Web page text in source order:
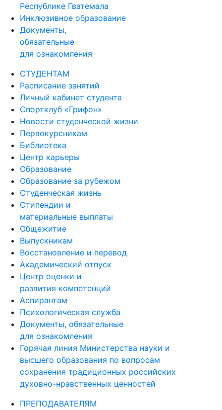
Республике Гватемала
Инклюзивное образование
Документы,
обязательные
для ознакомления
СТУДЕНТАМ
Расписание занятий
Личный кабинет студента
Спортклуб «Грифон»
Новости студенческой жизни
Первокурсникам
Библиотека
Центр карьеры
Образование
Образование за рубежом
Студенческая жизнь
Стипендии и
материальные выплаты
Общежитие
Выпускникам
Восстановление и перевод
Академический отпуск
Центр оценки и
развития компетенций
Аспирантам
Психологическая служба
Документы, обязательные
для ознакомления
Горячая линия Министерства науки и
высшего образования по вопросам
сохранения традиционных российских
духовно-нравственных ценностей
ПРЕПОДАВАТЕЛЯМ